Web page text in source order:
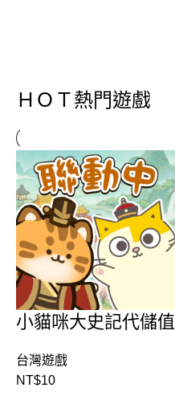
ＨＯＴ熱門遊戲
小貓咪大史記代儲值
台灣遊戲
NT$10